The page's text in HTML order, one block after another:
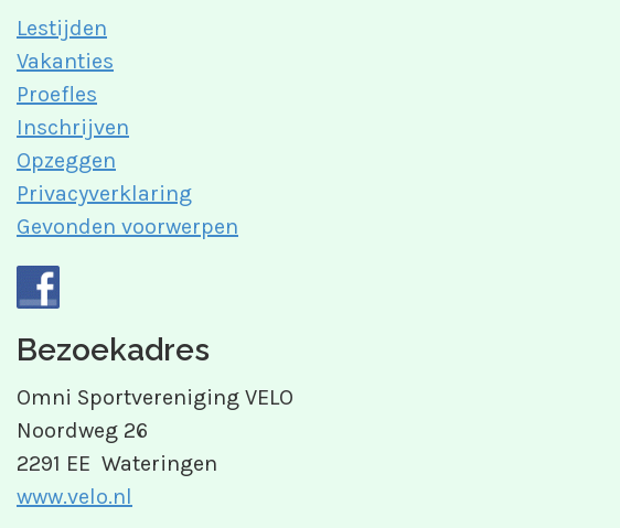
Lestijden
Vakanties
Proefles
Inschrijven
Opzeggen
Privacyverklaring
Gevonden voorwerpen
Bezoekadres
Omni Sportvereniging VELO
Noordweg 26
2291 EE Wateringen
www.velo.nl